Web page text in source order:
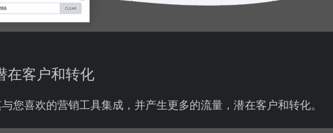
在客户和转化
您喜欢的营销工具集成，并产生更多的流量，潜在客户和转化。